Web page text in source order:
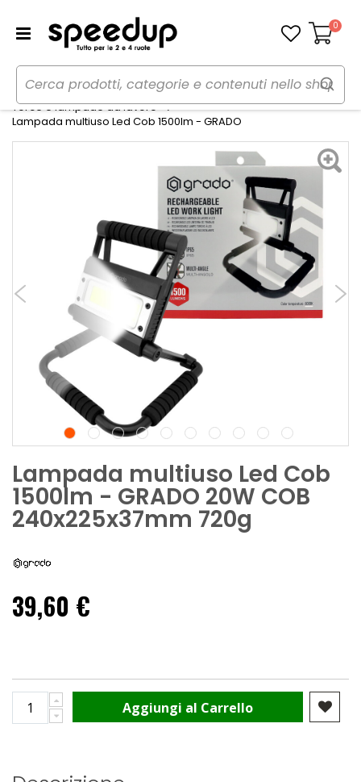
Carrello
0
Home Auto
Utensili, lampade da lavoro e torce
Torce e lampade da lavoro
Lampada multiuso Led Cob 1500lm - GRADO
Lampada multiuso Led Cob
1500lm - GRADO 20W COB
240x225x37mm 720g
39,60 €
Aggiungi al Carrello